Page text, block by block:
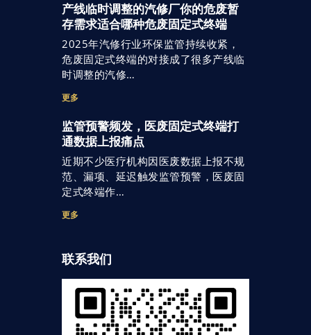
产线临时调整的汽修厂你的危废暂
存需求适合哪种危废固定式终端
2025年汽修行业环保监管持续收紧，
危废固定式终端的对接成了很多产线临
时调整的汽修…
更多
监管预警频发，医废固定式终端打
通数据上报痛点
近期不少医疗机构因医废数据上报不规
范、漏项、延迟触发监管预警，医废固
定式终端作…
更多
联系我们